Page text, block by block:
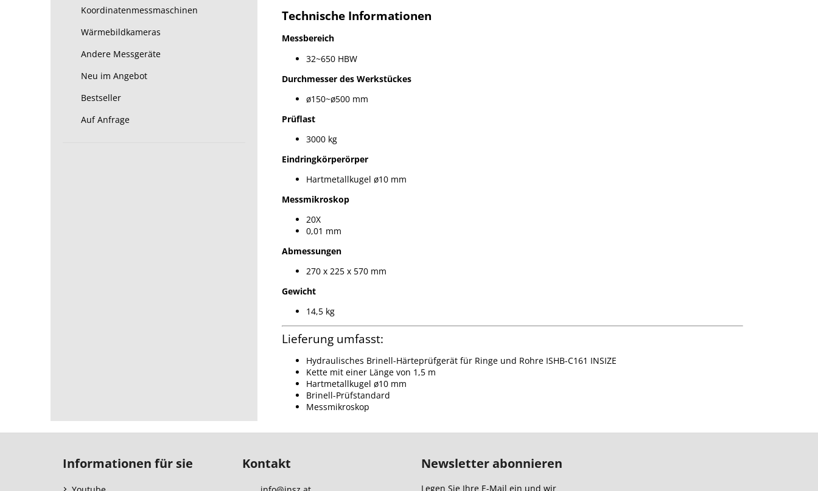
Koordinatenmessmaschinen
Wärmebildkameras
Andere Messgeräte
Neu im Angebot
Bestseller
Auf Anfrage
Technische Informationen
Messbereich
32~650 HBW
Durchmesser des Werkstückes
ø150~ø500 mm
Prüflast
3000 kg
Eindringkörperörper
Hartmetallkugel ø10 mm
Messmikroskop
20X
0,01 mm
Abmessungen
270 x 225 x 570 mm
Gewicht
14,5 kg
Lieferung umfasst:
Hydraulisches Brinell-Härteprüfgerät für Ringe und Rohre ISHB-C161 INSIZE
Kette mit einer Länge von 1,5 m
Hartmetallkugel ø10 mm
Brinell-Prüfstandard
Messmikroskop
Informationen für sie Kontakt Newsletter abonnieren
Legen Sie Ihre E-Mail ein und wir